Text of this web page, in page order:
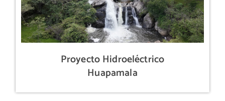
Proyecto Hidroeléctrico
Huapamala